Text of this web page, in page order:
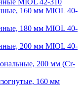
160 мм MIOL 40-
180 мм MIOL 40-
200 мм MIOL 40-
200 мм (Cr-
160 мм